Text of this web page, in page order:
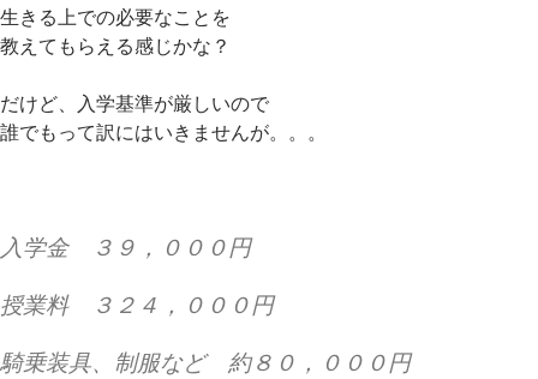
生きる上での必要なことを
教えてもらえる感じかな？
だけど、入学基準が厳しいので
誰でもって訳にはいきませんが。。。
入学金 ３９，０００円
授業料 ３２４，０００円
騎乗装具、制服など 約８０，０００円